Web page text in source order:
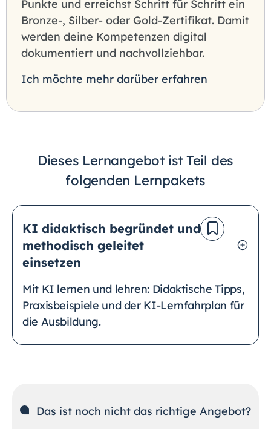
Punkte und erreichst Schritt für Schritt ein
Bronze-, Silber- oder Gold-Zertifikat. Damit
werden deine Kompetenzen digital
dokumentiert und nachvollziehbar.
Ich möchte mehr darüber erfahren
Dieses Lernangebot ist Teil des
folgenden Lernpakets
KI didaktisch begründet und
methodisch geleitet
einsetzen
Mit KI lernen und lehren: Didaktische Tipps,
Praxisbeispiele und der KI-Lernfahrplan für
die Ausbildung.
Das ist noch nicht das richtige Angebot?